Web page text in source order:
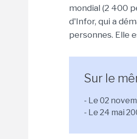
mondial (2 400
d'Infor, qui a
personnes. Elle
Sur le
- Le 02
- Le 24 mai